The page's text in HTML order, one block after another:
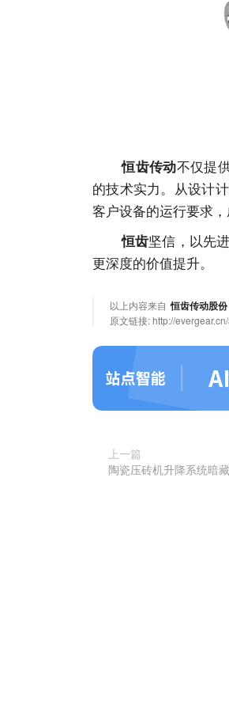
恒齿传动不仅提
的技术实力。从设计
客户设备的运行要求
恒齿坚信，以先
更深度的价值提升。
以上内容来自 恒齿传动股份
原文链接:http://
上一篇